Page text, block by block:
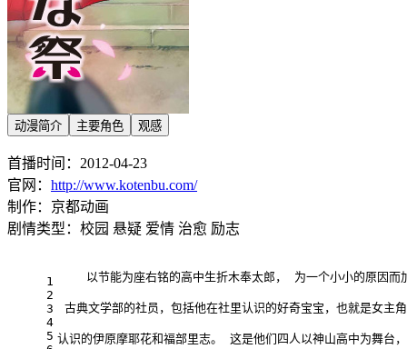
动漫简介 主要角色 观感
首播时间：2012-04-23
官网： http://www.kotenbu.com/
制作：京都动画
剧情类型：校园 悬疑 爱情 治愈 励志
1
2
3
4
5
以节能为座右铭的高中生折木奉太郎， 为一个小小的原因而
古典文学部的社员，包括他在社里认识的好奇宝宝，也就是女主
认识的伊原摩耶花和福部里志。 这是他们四人以神山高中为舞台